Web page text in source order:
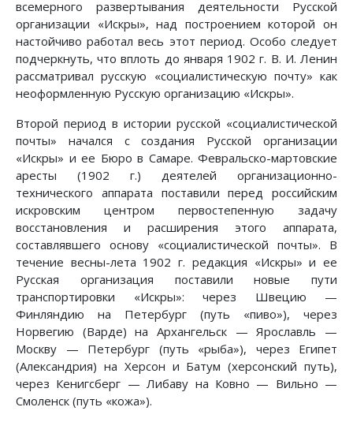
всемерного развертывания деятельности Русской
организации «Искры», над построением которой он
настойчиво работал весь этот период. Особо следует
подчеркнуть, что вплоть до января 1902 г. В. И. Ленин
рассматривал русскую «социалистическую почту» как
неоформленную Русскую организацию «Искры».
Второй период в истории русской «социалистической
почты» начался с создания Русской организации
«Искры» и ее Бюро в Самаре. Февральско-мартовские
аресты (1902 г.) деятелей организационно-
технического аппарата поставили перед российским
искровским центром первостепенную задачу
восстановления и расширения этого аппарата,
составлявшего основу «социалистической почты». В
течение весны-лета 1902 г. редакция «Искры» и ее
Русская организация поставили новые пути
транспортировки «Искры»: через Швецию —
Финляндию на Петербург (путь «пиво»), через
Норвегию (Варде) на Архангельск — Ярославль —
Москву — Петербург (путь «рыба»), через Египет
(Александрия) на Херсон и Батум (херсонский путь),
через Кенигсберг — Либаву на Ковно — Вильно —
Смоленск (путь «кожа»).